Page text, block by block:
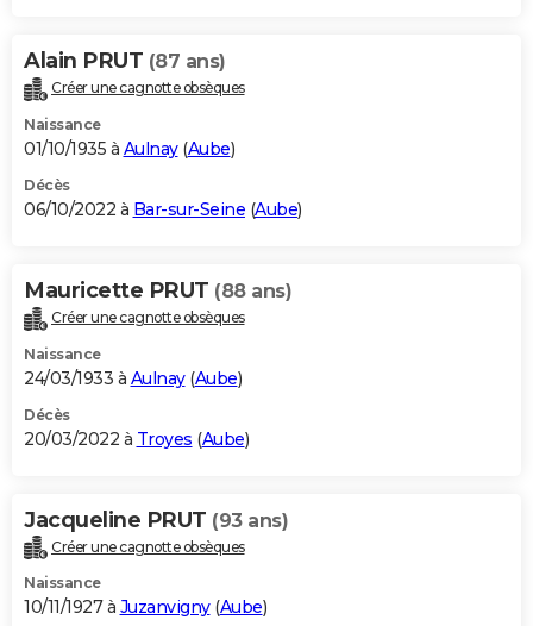
Bricolage
Lifestyle
Culture
Sport
Auto
Television
Voyage
Cinema
Alain PRUT (87 ans)
Créer une cagnotte obsèques
Naissance
01/10/1935 à Aulnay(Aube)
Décès
06/10/2022 à Bar-sur-Seine (Aube)
Mauricette PRUT (88 ans)
Créer une cagnotte obsèques
Naissance
24/03/1933 à Aulnay(Aube)
Décès
20/03/2022 à Troyes (Aube)
Jacqueline PRUT (93 ans)
Créer une cagnotte obsèques
Naissance
10/11/1927 à Juzanvigny(Aube)